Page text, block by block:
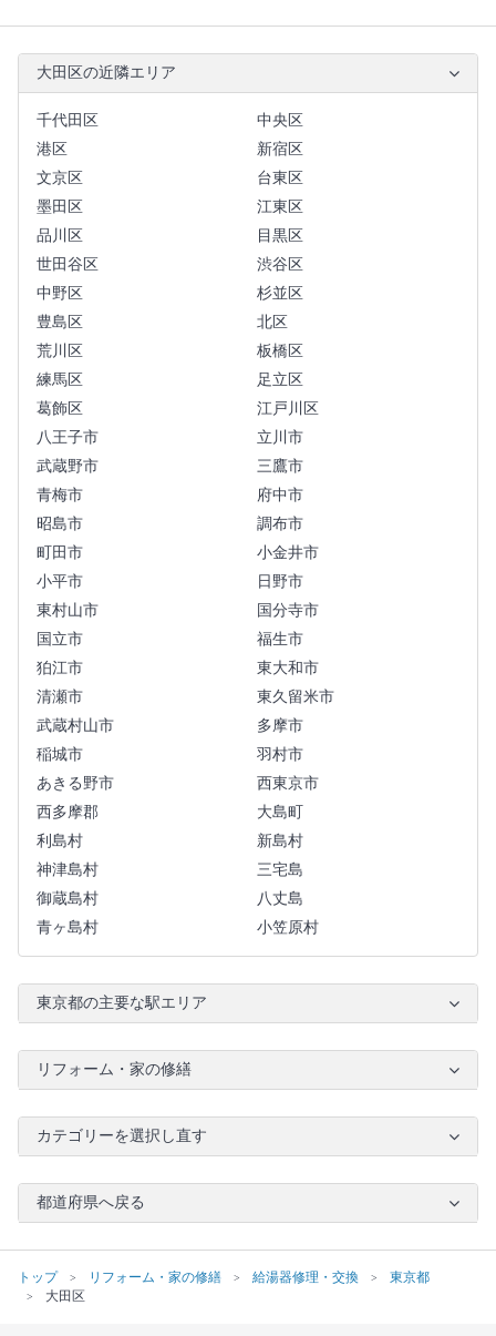
大田区の近隣エリア
千代田区
中央区
港区
新宿区
文京区
台東区
墨田区
江東区
品川区
目黒区
世田谷区
渋谷区
中野区
杉並区
豊島区
北区
荒川区
板橋区
練馬区
足立区
葛飾区
江戸川区
八王子市
立川市
武蔵野市
三鷹市
青梅市
府中市
昭島市
調布市
町田市
小金井市
小平市
日野市
東村山市
国分寺市
国立市
福生市
狛江市
東大和市
清瀬市
東久留米市
武蔵村山市
多摩市
稲城市
羽村市
あきる野市
西東京市
西多摩郡
大島町
利島村
新島村
神津島村
三宅島
御蔵島村
八丈島
青ヶ島村
小笠原村
東京都の主要な駅エリア
リフォーム・家の修繕
カテゴリーを選択し直す
都道府県へ戻る
トップ リフォーム・家の修繕 給湯器修理・交換
東京都
大田区